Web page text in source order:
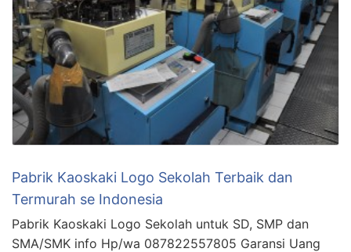
Pabrik Kaoskaki Logo Sekolah Terbaik dan
Termurah se Indonesia
Pabrik Kaoskaki Logo Sekolah untuk SD, SMP dan
SMA/SMK info Hp/wa 087822557805 Garansi Uang